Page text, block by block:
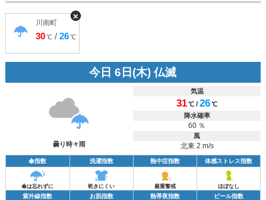
川南町
30℃/ 26℃
×
今日 6日(木) 仏滅
曇り時々雨
気温
31℃ /26℃
降水確率
60 ％
風
北東 2 m/s
傘指数 洗濯指数 熱中症指数 体感ストレス指数
傘は忘れずに 乾きにくい 厳重警戒 ほぼなし
紫外線指数 お肌指数 熱帯夜指数 ビール指数